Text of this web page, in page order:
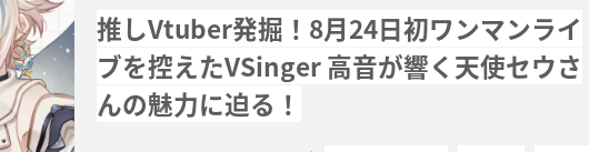
推しVtuber発掘！8月24日初ワンマンライ
ブを控えたVSinger 高音が響く天使セウさ
んの魅力に迫る！